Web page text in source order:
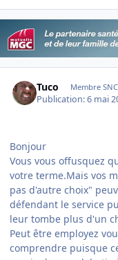
Tuco Membre
Publication:6 mai
Bonjour
Vous vous offusquez
votre terme.Mais vos
pas d'autre choix"
défendant le service
leur tombe plus d'un
Peut être employez
comprendre puisque